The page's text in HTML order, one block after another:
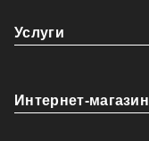
Услуги
Интернет-магазин